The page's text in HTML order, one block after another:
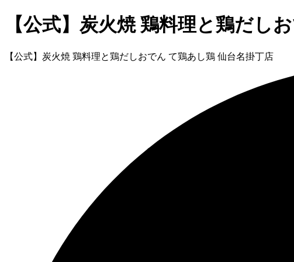
【公式】炭火焼 鶏料理と鶏だし
【公式】炭火焼 鶏料理と鶏だしおでん て鶏あし鶏 仙台名掛丁店